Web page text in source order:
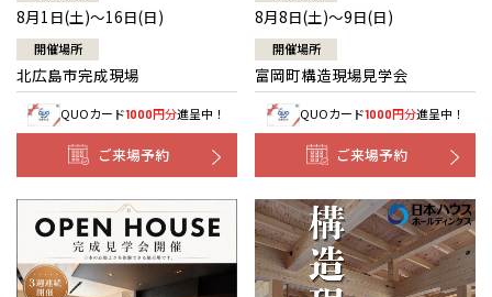
企業理念
会社概要
事業部紹介
IR情報
木材調達指針
8月1日(土)～16日(日)
開催場所
北広島市完成現場
QUOカード1000円分進呈中！
ご来場予約
8月8日(土)～9日(日)
開催場所
富岡町構造現場見学会
QUOカード1000円分進呈中！
ご来場予約